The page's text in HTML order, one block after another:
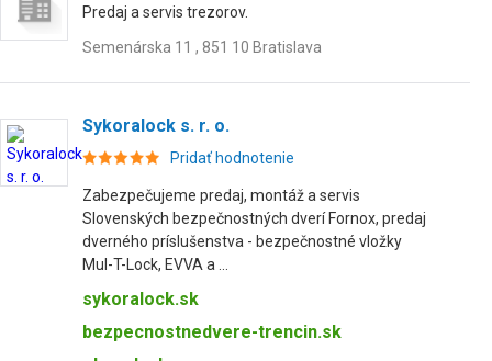
Predaj a servis trezorov.
Semenárska 11 , 851 10 Bratislava
Sykoralock s. r. o.
Pridať hodnotenie
Zabezpečujeme predaj, montáž a servis
Slovenských bezpečnostných dverí Fornox, predaj
dverného príslušenstva - bezpečnostné vložky
Mul-T-Lock, EVVA a ...
sykoralock.sk
bezpecnostnedvere-trencin.sk